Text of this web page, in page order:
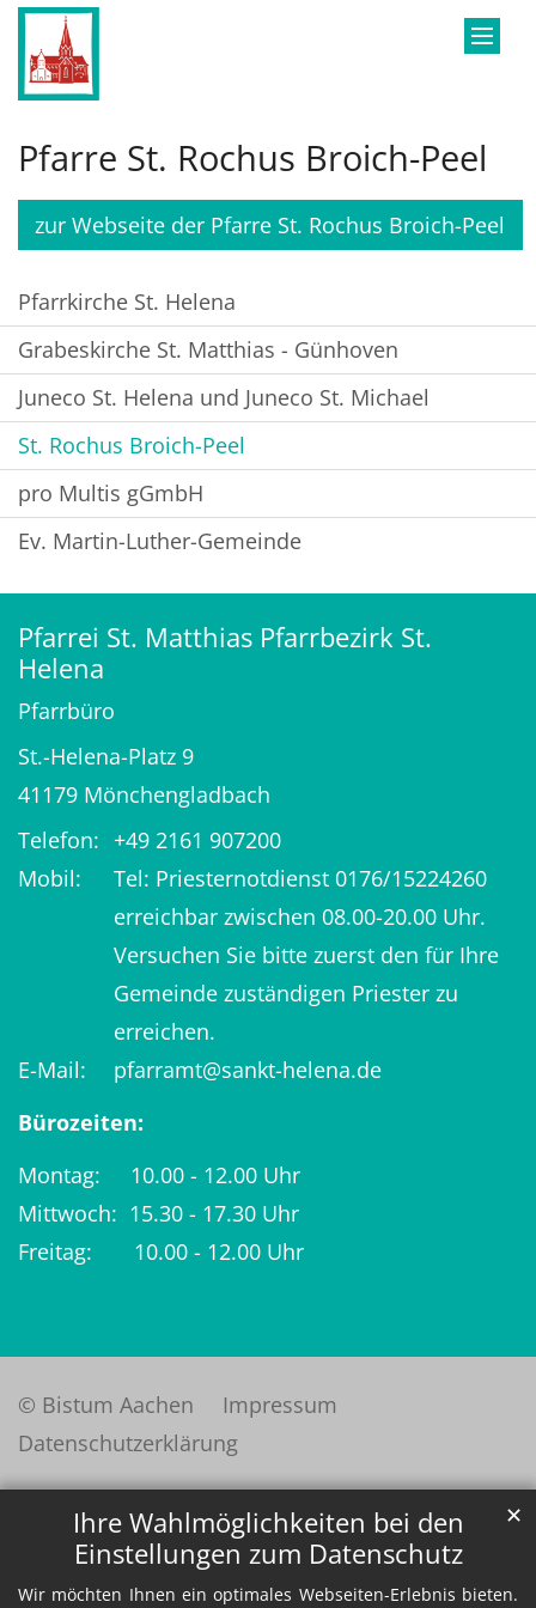
Ihre Wahlmöglichkeiten bei den
Einstellungen zum Datenschutz
Wir möchten Ihnen ein optimales Webseiten-Erlebnis bieten.
✕
Zum Inhalt springen
Pfarre St. Rochus Broich-Peel
zur Webseite der Pfarre St. Rochus Broich-Peel
Pfarrkirche St. Helena
Grabeskirche St. Matthias - Günhoven
Juneco St. Helena und Juneco St. Michael
St. Rochus Broich-Peel
pro Multis gGmbH
Ev. Martin-Luther-Gemeinde
Pfarrei St. Matthias Pfarrbezirk St.
Helena
Pfarrbüro
St.-Helena-Platz 9
41179 Mönchengladbach
Telefon: +49 2161 907200
Mobil:
Tel: Priesternotdienst 0176/15224260
erreichbar zwischen 08.00-20.00 Uhr.
Versuchen Sie bitte zuerst den für Ihre
Gemeinde zuständigen Priester zu
erreichen.
E-Mail:
pfarramt@sankt-helena.de
Bürozeiten:
Montag: 10.00 - 12.00 Uhr
Mittwoch: 15.30 - 17.30 Uhr
Freitag: 10.00 - 12.00 Uhr
© Bistum Aachen
Impressum
Datenschutzerklärung